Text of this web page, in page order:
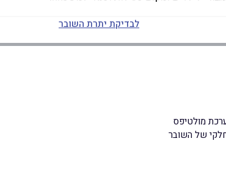
לבדיקת יתרת השובר
מולטיפס
חלקי של השובר